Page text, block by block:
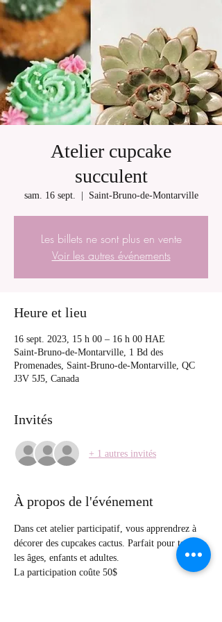
Atelier cupcake
succulent
sam. 16 sept. Saint-Bruno-de-Montarville
Les billets ne sont plus en vente
Voir les autres événements
Heure et lieu
16 sept. 2023, 15 h 00 – 16 h 00 HAE
Saint-Bruno-de-Montarville, 1 Bd des
Promenades, Saint-Bruno-de-Montarville, QC
J3V 5J5, Canada
Invités
+ 1 autres invités
À propos de l'événement
Dans cet atelier participatif, vous apprendrez à
décorer des cupcakes cactus. Parfait pour tous
les âges, enfants et adultes.
La participation coûte 50$